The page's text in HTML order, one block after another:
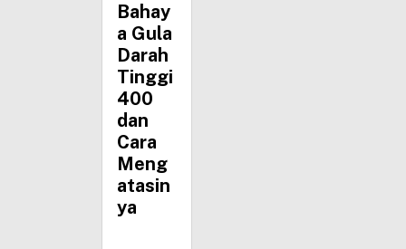
Bahay
a Gula
Darah
Tinggi
400
dan
Cara
Meng
atasin
ya